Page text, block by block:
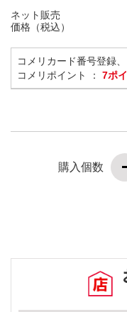
ネット販売
価格（税込）
コメリカード番号登録
コメリポイント ： 7ポ
購入個数